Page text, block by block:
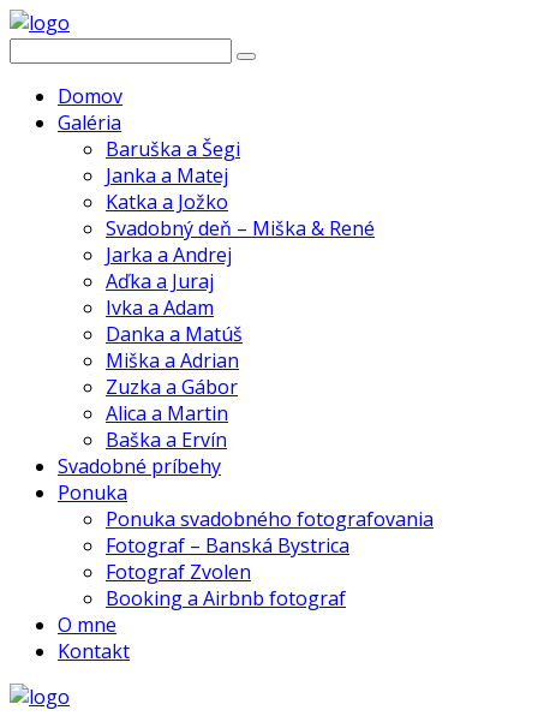
Domov
Galéria
Baruška a Šegi
Janka a Matej
Katka a Jožko
Svadobný deň – Miška & René
Jarka a Andrej
Aďka a Juraj
Ivka a Adam
Danka a Matúš
Miška a Adrian
Zuzka a Gábor
Alica a Martin
Baška a Ervín
Svadobné príbehy
Ponuka
Ponuka svadobného fotografovania
Fotograf – Banská Bystrica
Fotograf Zvolen
Booking a Airbnb fotograf
O mne
Kontakt